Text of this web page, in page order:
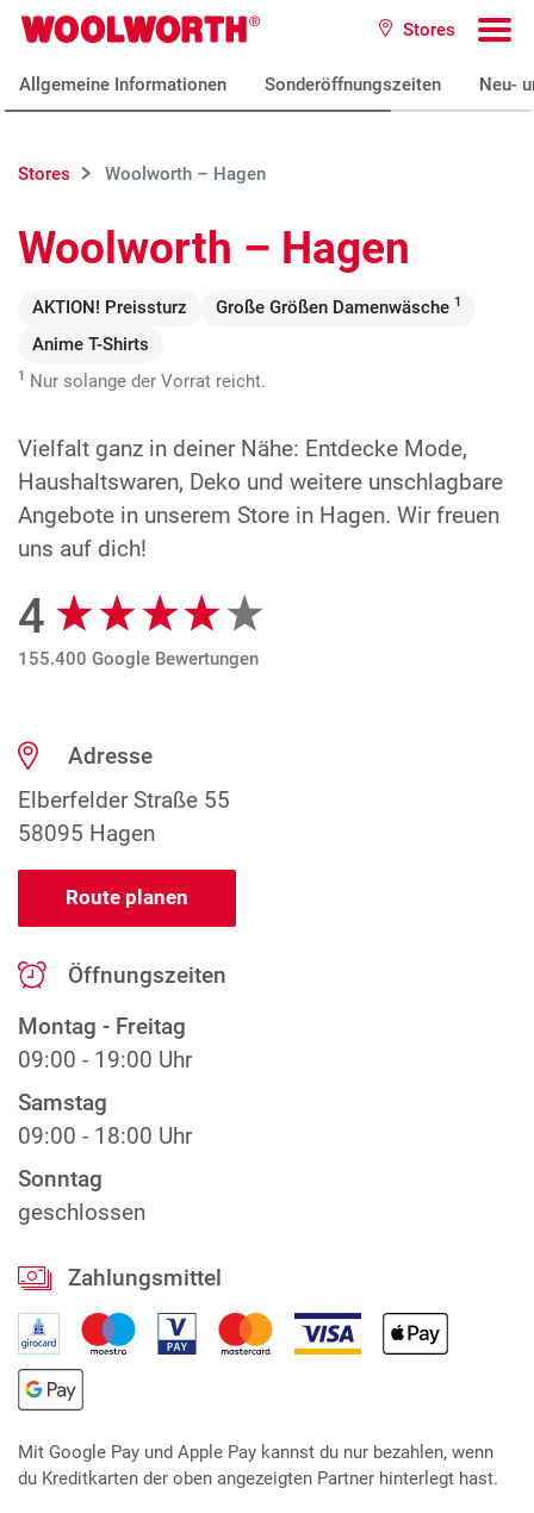
Zum Hauptinhalt
Woolworth GmbH Stores
Allgemeine Informationen Sonderöffnungszeiten Neu-
Stores Woolworth – Hagen
Woolworth – Hagen
AKTION! Preissturz Große Größen Damenwäsche 1
Anime T-Shirts
1 Nur solange der Vorrat reicht.
Vielfalt ganz in deiner Nähe: Entdecke Mode,
Haushaltswaren, Deko und weitere unschlagbare
Angebote in unserem Store in Hagen. Wir freuen
uns auf dich!
Google Bewertungen
4
155.400 Google Bewertungen
Adresse
Elberfelder Straße 55
58095 Hagen
Route planen
Öffnungszeiten
Montag - Freitag
09:00 - 19:00 Uhr
Samstag
09:00 - 18:00 Uhr
Sonntag
geschlossen
Zahlungsmittel
Mit Google Pay und Apple Pay kannst du nur bezahlen, wenn
du Kreditkarten der oben angezeigten Partner hinterlegt hast.